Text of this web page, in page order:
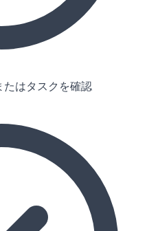
たはタスクを確認